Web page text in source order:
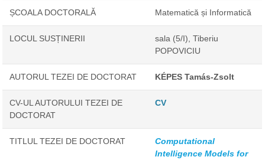
ȘCOALA DOCTORALĂ Matematică și Informatică
LOCUL SUSȚINERII
sala (5/I), Tiberiu
POPOVICIU
AUTORUL TEZEI DE DOCTORAT KÉPES Tamás-Zsolt
CV-UL AUTORULUI TEZEI DE
DOCTORAT
CV
TITLUL TEZEI DE DOCTORAT
Computational
Intelligence Models for